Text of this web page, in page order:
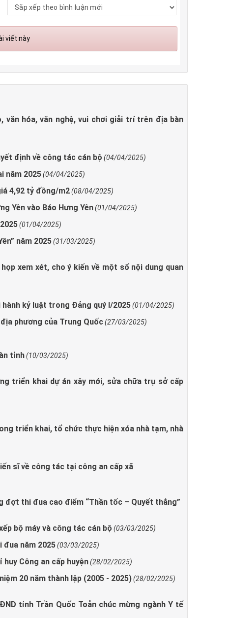
viết này
hóa, văn nghệ, vui chơi giải trí trên địa bàn
định về công tác cán bộ (04/04/2025)
năm 2025(04/04/2025)
4,92 tỷ đồng/m2(08/04/2025)
Yên vào Báo Hưng Yên(01/04/2025)
(01/04/2025)
năm 2025(31/03/2025)
xem xét, cho ý kiến về một số nội dung quan
kỷ luật trong Đảng quý I/2025(01/04/2025)
phương của Trung Quốc (27/03/2025)
tỉnh(10/03/2025)
triển khai dự án xây mới, sửa chữa trụ sở cấp
triển khai, tổ chức thực hiện xóa nhà tạm, nhà
sĩ về công tác tại công an cấp xã
đợt thi đua cao điểm “Thần tốc – Quyết thắng”
bộ máy và công tác cán bộ (03/03/2025)
năm 2025(03/03/2025)
Công an cấp huyện(28/02/2025)
20 năm thành lập (2005 - 2025)(28/02/2025)
tỉnh Trần Quốc Toản chúc mừng ngành Y tế